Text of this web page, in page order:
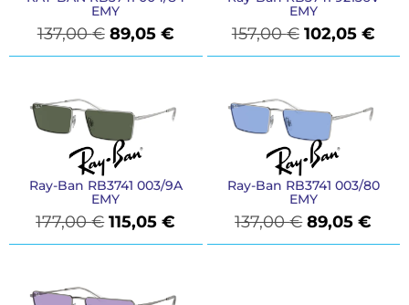
EMY
137,00€ 89,05 €
EMY
157,00€ 102,05 €
Ray-Ban RB3741 003/9A
EMY
177,00€ 115,05€
Ray-Ban RB3741 003/80
EMY
137,00€ 89,05€